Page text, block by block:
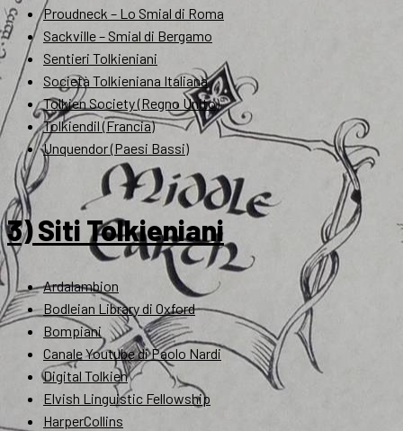
Proudneck – Lo Smial di Roma
Sackville – Smial di Bergamo
Sentieri Tolkieniani
Società Tolkieniana Italiana
Tolkien Society (Regno Unito)
Tolkiendil (Francia)
Unquendor (Paesi Bassi)
3) Siti Tolkieniani
Ardalambion
Bodleian Library di Oxford
Bompiani
Canale Youtube di Paolo Nardi
Digital Tolkien
Elvish Linguistic Fellowship
HarperCollins